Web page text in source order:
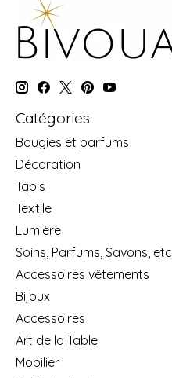
Catégories
Bougies et parfums
Décoration
Tapis
Textile
Lumière
Soins, Parfums, Savons, etc
Accessoires vêtements
Bijoux
Accessoires
Art de la Table
Mobilier